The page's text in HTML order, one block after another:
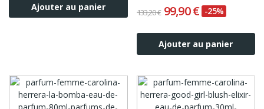
Ajouter au panier 133,20 € 99,90 € -25%
Ajouter au panier